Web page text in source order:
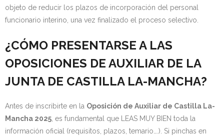
objeto de reducir los plazos de incorporación del personal
funcionario interino, una vez finalizado el proceso selectivo.
¿CÓMO PRESENTARSE A LAS
OPOSICIONES DE AUXILIAR DE LA
JUNTA DE CASTILLA LA-MANCHA?
Antes de inscribirte en la Oposición de Auxiliar de Castilla La-
Mancha 2025, es fundamental que LEAS MUY BIEN toda la
información oficial (requisitos, plazos, temario….). Si pinchas en